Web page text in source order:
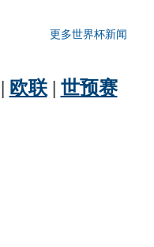
更多世界杯新闻